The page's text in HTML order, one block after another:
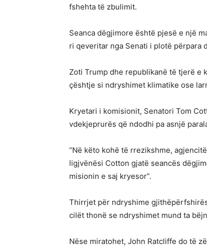
fshehta të zbulimit.
Seanca dëgjimore është pjesë e një
ri qeveritar nga Senati i plotë përpara
Zoti Trump dhe republikanë të tjerë e
çështje si ndryshimet klimatike ose
Kryetari i komisionit, Senatori Tom
vdekjeprurës që ndodhi pa asnjë
“Në këto kohë të rrezikshme,
ligjvënësi Cotton gjatë seancës
misionin e saj kryesor”.
Thirrjet për ndryshime
cilët thonë se ndryshimet mund ta
Nëse miratohet, John Ratcliffe do të